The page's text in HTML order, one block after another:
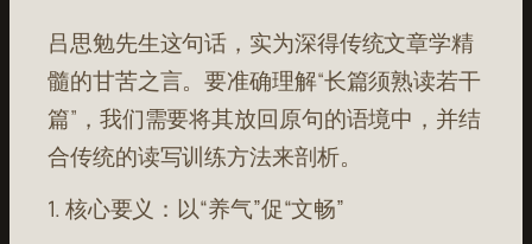
吕思勉先生这句话，实为深得传统文章学精
髓的甘苦之言。要准确理解“长篇须熟读若干
篇”，我们需要将其放回原句的语境中，并结
合传统的读写训练方法来剖析。
1. 核心要义：以“养气”促“文畅”